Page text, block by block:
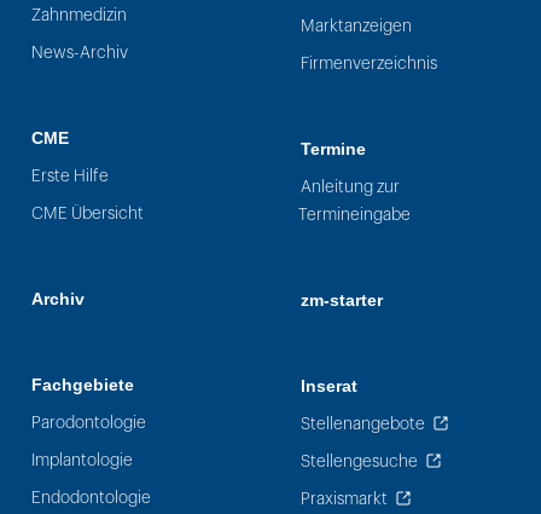
Zahnmedizin
News-Archiv
CME
Erste Hilfe
CME Übersicht
Archiv
Fachgebiete
Parodontologie
Implantologie
Endodontologie
Marktanzeigen
Firmenverzeichnis
Termine
Anleitung zur
Termineingabe
zm-starter
Inserat
Stellenangebote
Stellengesuche
Praxismarkt